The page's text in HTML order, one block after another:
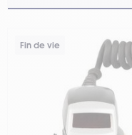
Fin de vie